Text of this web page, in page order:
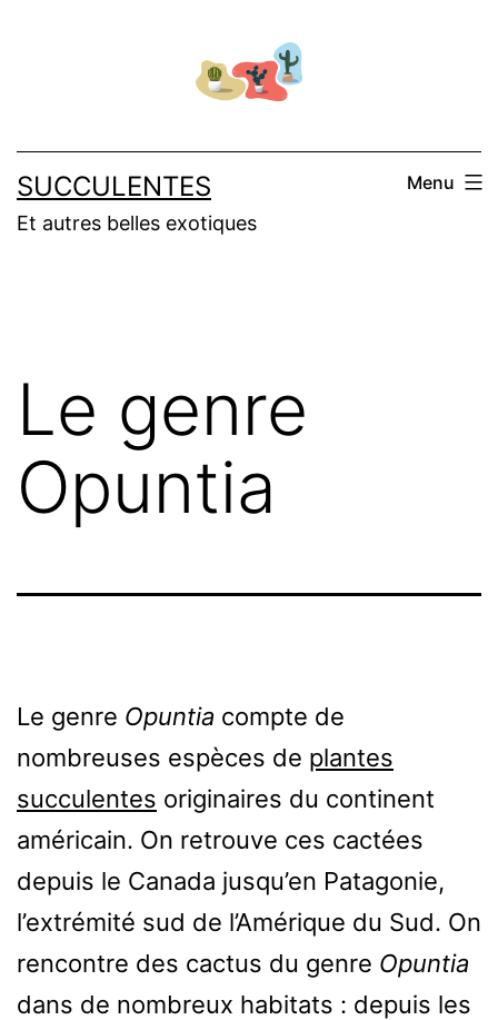
SUCCULENTES
Et autres belles exotiques
Menu
Le genre
Opuntia
Le genre Opuntia compte de
nombreuses espèces de plantes
succulentes originaires du continent
américain. On retrouve ces cactées
depuis le Canada jusqu’en Patagonie,
l’extrémité sud de l’Amérique du Sud. On
rencontre des cactus du genre Opuntia
dans de nombreux habitats : depuis les